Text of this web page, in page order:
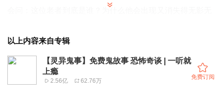
02:03 罗布泊的神秘失踪：老者谜一样的举动引发的连锁反
应
04:03 罗布泊的神秘失踪：老者的身份之谜
06:04 队长的疑惑：老者的神秘身份与失踪科学家的相似之
以上内容来自专辑
【灵异鬼事】免费鬼故事 恐怖奇谈 | 一听就
上瘾
2.56亿 62.76万
免费订阅